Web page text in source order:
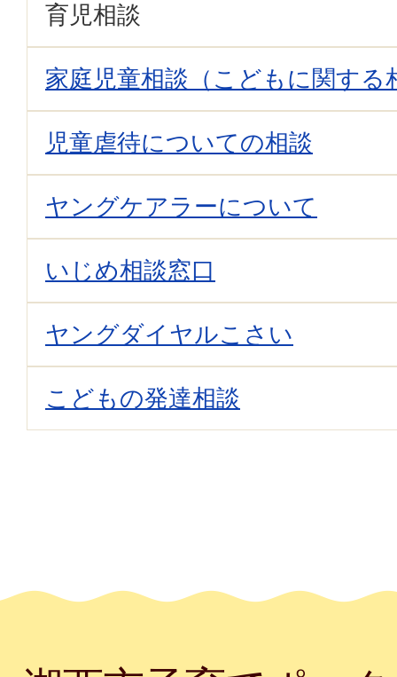
育児相談
家庭児童相談（こどもに関する
児童虐待についての相談
ヤングケアラーについて
いじめ相談窓口
ヤングダイヤルこさい
こどもの発達相談